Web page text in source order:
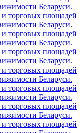
Беларуси.
торговых площадей
Беларуси.
торговых площадей
Беларуси.
торговых площадей
Беларуси.
торговых площадей
Беларуси.
торговых площадей
Беларуси.
торговых площадей
Беларуси.
торговых площадей